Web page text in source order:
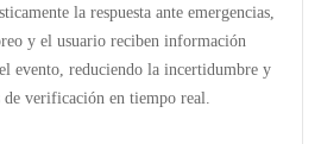
la respuesta ante emergencias,
y el usuario reciben información
evento, reduciendo la incertidumbre y
verificación en tiempo real.